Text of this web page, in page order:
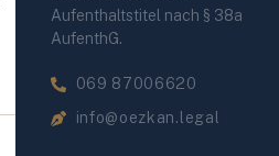
Aufenthaltstitel nach § 38a
AufenthG.
069 87006620
info@oezkan.legal